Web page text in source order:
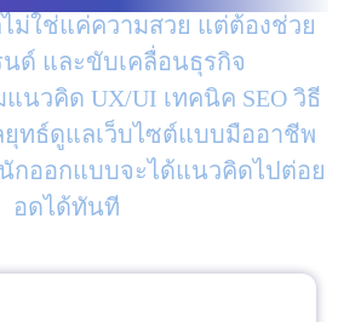
ไม่ใช่แค่ความสวย แต่ต้องช่วย
ด์ และขับเคลื่อนธุรกิจ
นวคิด UX/UI เทคนิค SEO วิธี
ยุทธ์ดูแลเว็บไซต์แบบมืออาชีพ
กออกแบบจะได้แนวคิดไปต่อย
อดได้ทันที